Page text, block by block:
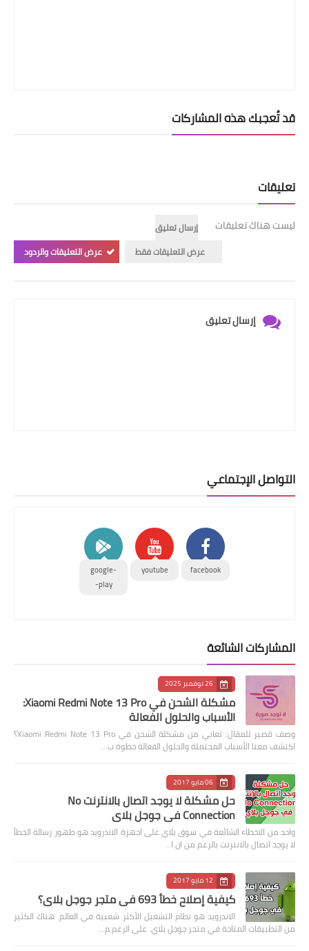
قد تُعجبك هذه المشاركات
تعليقات
ليست هناك تعليقات
إرسال تعليق
عرض التعليقات فقط
عرض التعليقات والردود
إرسال تعليق
التواصل الإجتماعي
facebook
youtube
google-
play-
المشاركات الشائعة
26 نوفمبر 2025
مشكلة الشحن في Xiaomi Redmi Note 13 Pro:
الأسباب والحلول الفعالة
وصف قصير للمقال: تعاني من مشكلة الشحن في Xiaomi Redmi Note 13 Pro؟
اكتشف معنا الأسباب المحتملة والحلول الفعالة خطوة ب…
06 مايو 2017
حل مشكلة لا يوجد اتصال بالانترنت No
Connection في جوجل بلاي
واحد من الاخطاء الشائعة في سوق بلاي على اجهزة الاندرويد هو ظهور رسالة الخطأ
لا يوجد اتصال بالانترنت بالرغم من ان ا…
12 مايو 2017
كيفية إصلاح خطأ 693 في متجر جوجل بلاي؟
الاندرويد هو نظام التشغيل الأكثر شعبية في العالم. هناك الكثير
من التطبيقات المتاحة في متجر جوجل بلاي. على الرغم م…